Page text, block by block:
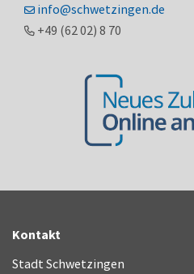
info@schwetzingen.de
+49 (6202) 8 70
Kontakt
Stadt Schwetzingen